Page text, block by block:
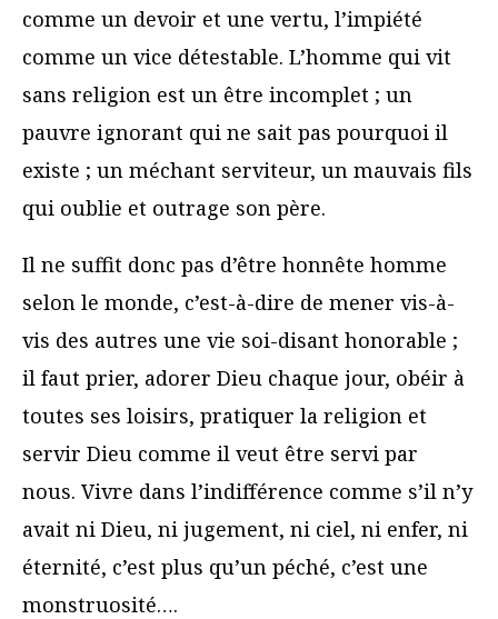
comme un devoir et une vertu, l’impiété
comme un vice détestable. L’homme qui vit
sans religion est un être incomplet ; un
pauvre ignorant qui ne sait pas pourquoi il
existe ; un méchant serviteur, un mauvais fils
qui oublie et outrage son père.
Il ne suffit donc pas d’être honnête homme
selon le monde, c’est-à-dire de mener vis-à-
vis des autres une vie soi-disant honorable ;
il faut prier, adorer Dieu chaque jour, obéir à
toutes ses loisirs, pratiquer la religion et
servir Dieu comme il veut être servi par
nous. Vivre dans l’indifférence comme s’il n’y
avait ni Dieu, ni jugement, ni ciel, ni enfer, ni
éternité, c’est plus qu’un péché, c’est une
monstruosité….